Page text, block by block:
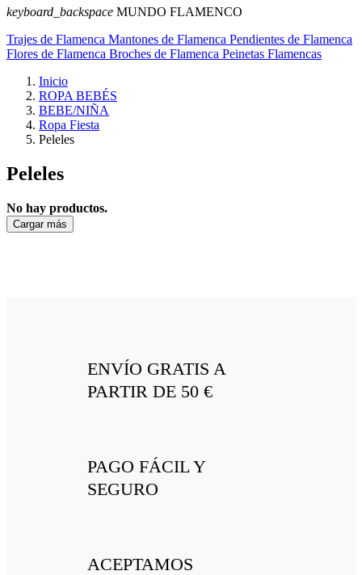
keyboard_backspace MUNDO FLAMENCO
Trajes de Flamenca Mantones de Flamenca Pendientes de Flamenca
Flores de Flamenca Broches de Flamenca Peinetas Flamencas
Inicio
ROPA BEBÉS
BEBE/NIÑA
Ropa Fiesta
Peleles
Peleles
No hay productos.
Cargar más
ENVÍO GRATIS A
PARTIR DE 50 €
PAGO FÁCIL Y
SEGURO
ACEPTAMOS